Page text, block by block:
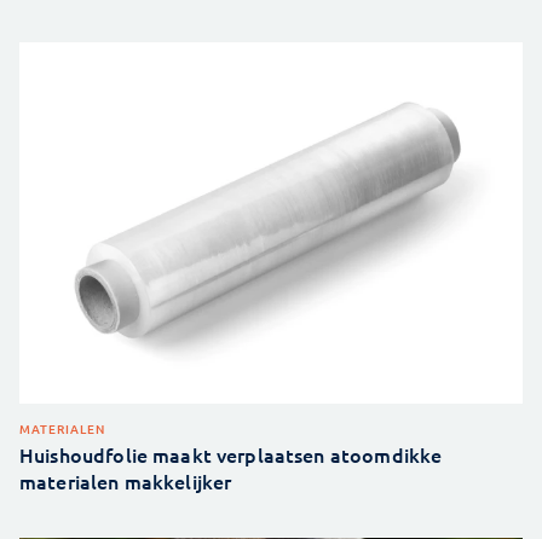
MATERIALEN
Huishoudfolie maakt verplaatsen atoomdikke
materialen makkelijker